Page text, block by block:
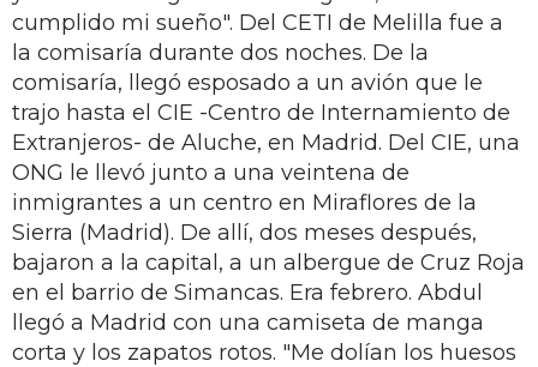
cumplido mi sueño". Del CETI de Melilla fue a
la comisaría durante dos noches. De la
comisaría, llegó esposado a un avión que le
trajo hasta el CIE -Centro de Internamiento de
Extranjeros- de Aluche, en Madrid. Del CIE, una
ONG le llevó junto a una veintena de
inmigrantes a un centro en Miraflores de la
Sierra (Madrid). De allí, dos meses después,
bajaron a la capital, a un albergue de Cruz Roja
en el barrio de Simancas. Era febre­ro. Abdul
llegó a Madrid con una ca­miseta de manga
corta y los zapatos rotos. "Me dolían los huesos